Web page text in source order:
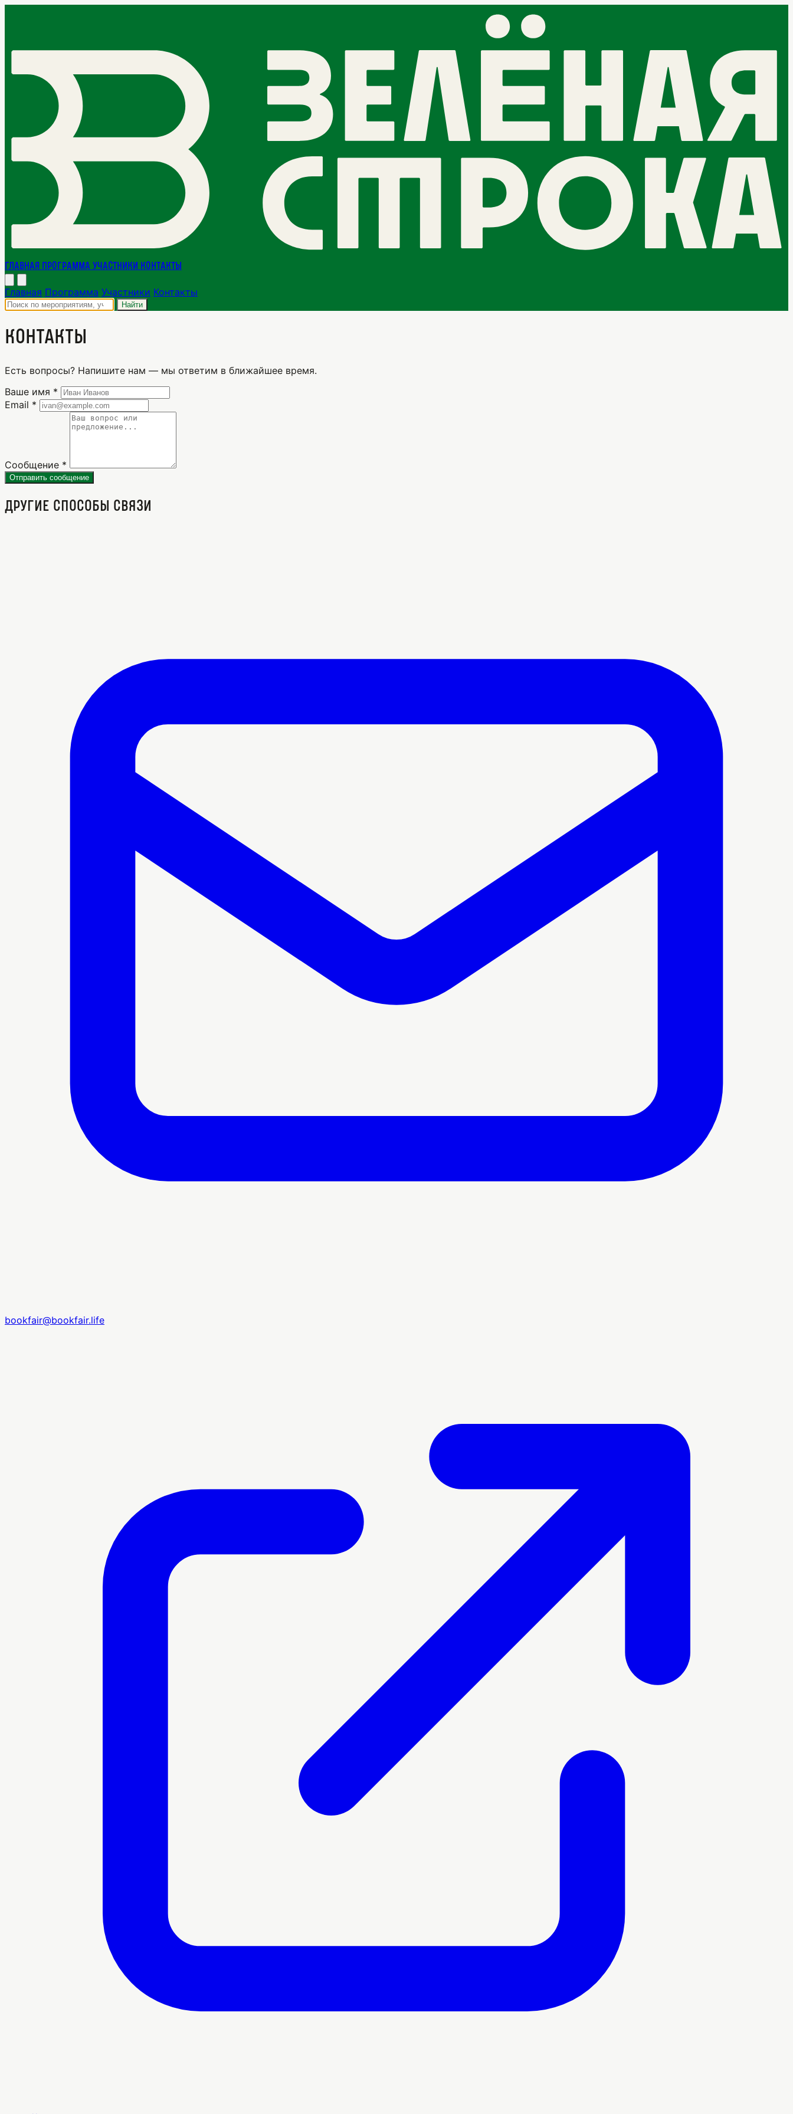
Главная Программа Участники Контакты
Главная Программа Участники Контакты
Найти
Контакты
Есть вопросы? Напишите нам — мы ответим в ближайшее время.
Ваше имя *
Email *
Сообщение *
Отправить сообщение
Другие способы связи
bookfair@bookfair.life